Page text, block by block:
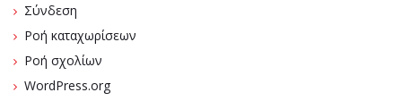
Σύνδεση
Ροή καταχωρίσεων
Ροή σχολίων
WordPress.org